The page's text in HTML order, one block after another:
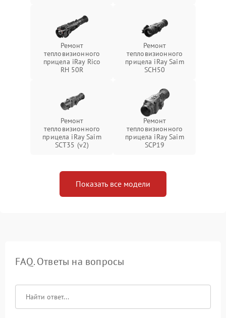
Ремонт
тепловизионного
прицела iRay Rico
RH 50R
Ремонт
тепловизионного
прицела iRay Saim
SCH50
Ремонт
тепловизионного
прицела iRay Saim
SCT35 (v2)
Ремонт
тепловизионного
прицела iRay Saim
SCP19
Показать все модели
FAQ. Ответы на вопросы